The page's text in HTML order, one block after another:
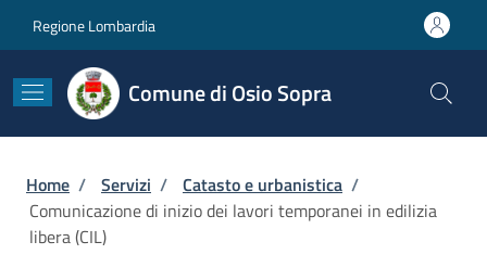
Regione Lombardia
Comune di Osio Sopra
Briciole di pane
Home / Servizi / Catasto e urbanistica /
Comunicazione di inizio dei lavori temporanei in edilizia
libera (CIL)